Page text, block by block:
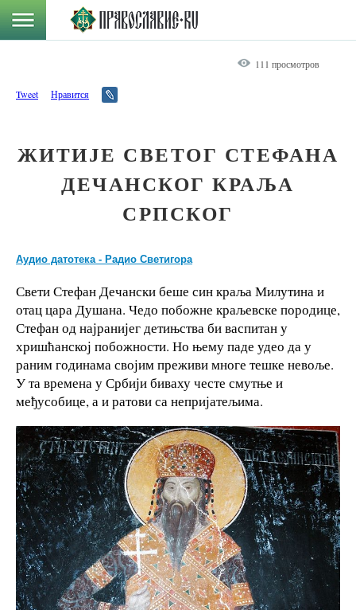
111 просмотров
Tweet Нравится
ЖИТИЈЕ СВЕТОГ СТЕФАНА
ДЕЧАНСКОГ КРАЉА
СРПСКОГ
Аудио датотека - Радио Светигора
Свети Стефан Дечански беше син краља Милутина и
отац цара Душана. Чедо побожне краљевске породице,
Стефан од најранијег детињства би васпитан у
хришћанској побожности. Но њему паде удео да у
раним годинама својим преживи многе тешке невоље.
У та времена у Србији биваху честе смутње и
међусобице, а и ратови са непријатељима.